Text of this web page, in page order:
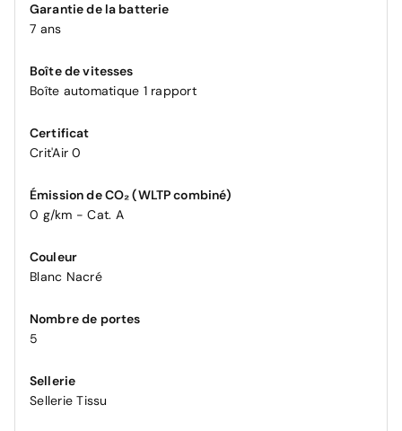
Garantie de la batterie
7 ans
Boîte de vitesses
Boîte automatique 1 rapport
Certificat
Crit'Air 0
Émission de CO₂ (WLTP combiné)
0 g/km - Cat. A
Couleur
Blanc Nacré
Nombre de portes
5
Sellerie
Sellerie Tissu